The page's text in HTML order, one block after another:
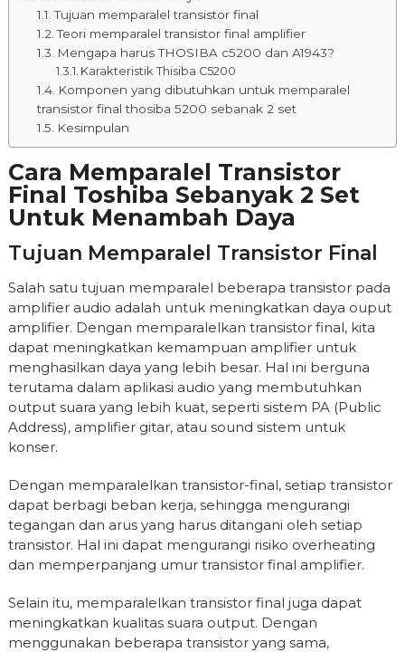
Tujuan memparalel transistor final
Teori memparalel transistor final amplifier
Mengapa harus THOSIBA c5200 dan A1943?
Karakteristik Thisiba C5200
Komponen yang dibutuhkan untuk memparalel
transistor final thosiba 5200 sebanak 2 set
Kesimpulan
Cara Memparalel Transistor
Final Toshiba Sebanyak 2 Set
Untuk Menambah Daya
Tujuan Memparalel Transistor Final
Salah satu tujuan memparalel beberapa transistor pada
amplifier audio adalah untuk meningkatkan daya ouput
amplifier. Dengan memparalelkan transistor final, kita
dapat meningkatkan kemampuan amplifier untuk
menghasilkan daya yang lebih besar. Hal ini berguna
terutama dalam aplikasi audio yang membutuhkan
output suara yang lebih kuat, seperti sistem PA (Public
Address), amplifier gitar, atau sound sistem untuk
konser.
Dengan memparalelkan transistor-final, setiap transistor
dapat berbagi beban kerja, sehingga mengurangi
tegangan dan arus yang harus ditangani oleh setiap
transistor. Hal ini dapat mengurangi risiko overheating
dan memperpanjang umur transistor final amplifier.
Selain itu, memparalelkan transistor final juga dapat
meningkatkan kualitas suara output. Dengan
menggunakan beberapa transistor yang sama,